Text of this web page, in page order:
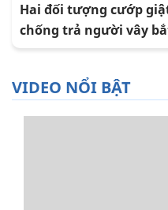
Hai đối tượng cướp
chống trả người vây
VIDEO NỔI BẬT